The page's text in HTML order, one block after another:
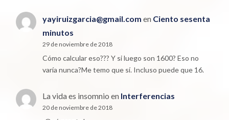
yayiruizgarcia@gmail.com en Ciento sesenta
minutos
29 de noviembre de 2018
Cómo calcular eso??? Y si luego son 1600? Eso no
varía nunca?Me temo que sí. Incluso puede que 16.
La vida es insomnio en Interferencias
20 de noviembre de 2018